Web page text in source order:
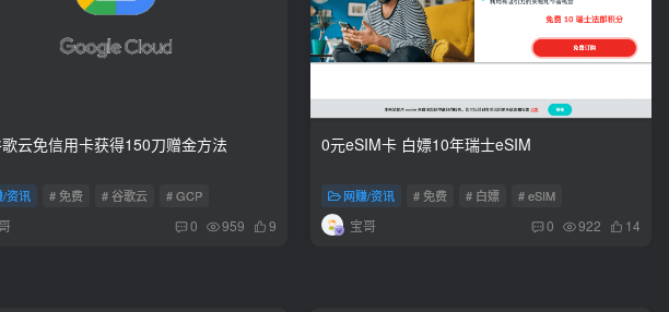
云免信用卡获得150刀赠金方法
/资讯 # 免费 # 谷歌云 # GCP
0 959 9
0元eSIM卡 白嫖10年瑞士eSIM
网赚/资讯 # 免费 # 白嫖 # eSIM
宝哥 0 922 14